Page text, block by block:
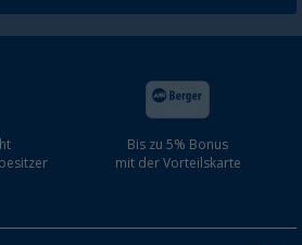
Bis zu 5% Bonus
mit der Vorteilskarte